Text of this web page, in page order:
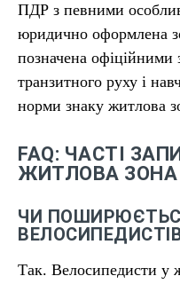
ПДР з певними
юридично оформлена
позначена офіційними
транзитного руху і
норми знаку житлова
FAQ: ЧАСТІ
ЖИТЛОВА ЗОНА
ЧИ
Так. Велосипедисти у